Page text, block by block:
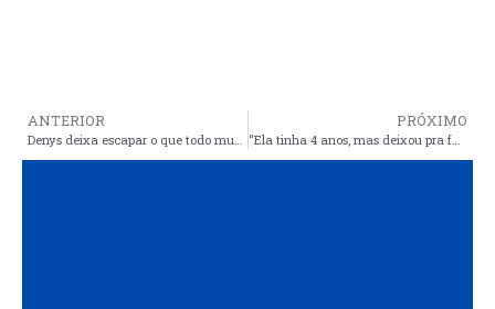
ANTERIOR
Denys deixa escapar o que todo mundo já sabe: eleição de Araioses está polarizada entre Luciana e Valéria
PRÓXIMO
“Ela tinha 4 anos, mas deixou pra fazer nos últimos meses”. Obras eleitoreiras de Luciana não enganam o povo